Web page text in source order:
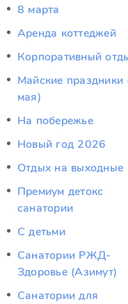
8 марта
Аренда коттеджей
Корпоративный
Майские праздники
мая)
На побережье
Новый год 2026
Отдых на выходные
Премиум детокс
санатории
С детьми
Санатории РЖД-
Здоровье (Азимут)
Санатории для